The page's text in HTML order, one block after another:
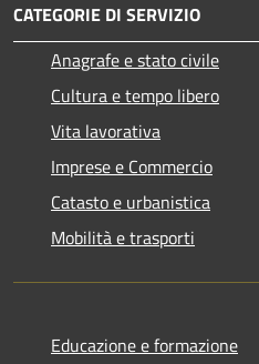
CATEGORIE DI SERVIZIO
Anagrafe e stato civile
Cultura e tempo libero
Vita lavorativa
Imprese e Commercio
Catasto e urbanistica
Mobilità e trasporti
Educazione e formazione